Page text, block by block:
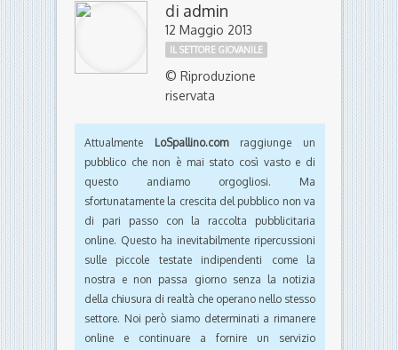
di admin
12 Maggio 2013
IL SETTORE GIOVANILE
© Riproduzione
riservata
Attualmente LoSpallino.comraggiunge un
pubblico che non è mai stato così vasto e di
questo andiamo orgogliosi. Ma
sfortunatamente la crescita del pubblico non va
di pari passo con la raccolta pubblicitaria
online. Questo ha inevitabilmente ripercussioni
sulle piccole testate indipendenti come la
nostra e non passa giorno senza la notizia
della chiusura di realtà che operano nello stesso
settore. Noi però siamo determinati a rimanere
online e continuare a fornire un servizio